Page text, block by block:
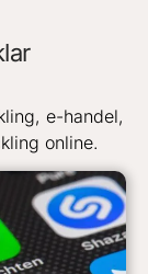
e-handel,
online.